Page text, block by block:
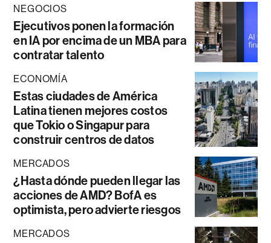
NEGOCIOS
Ejecutivos ponen la formación
en IA por encima de un MBA para
contratar talento
ECONOMÍA
Estas ciudades de América
Latina tienen mejores costos
que Tokio o Singapur para
construir centros de datos
MERCADOS
¿Hasta dónde pueden llegar las
acciones de AMD? BofA es
optimista, pero advierte riesgos
MERCADOS